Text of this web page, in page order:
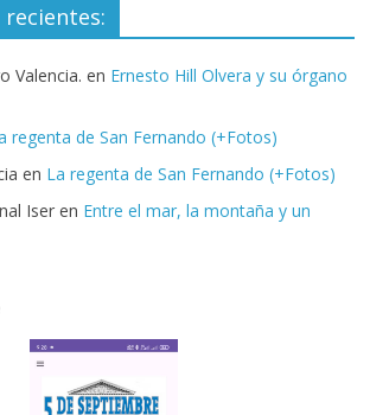
Valencia. en Ernesto Hill Olvera y su órgano
regenta de San Fernando (+Fotos)
en La regenta de San Fernando (+Fotos)
Iser en Entre el mar, la montaña y un